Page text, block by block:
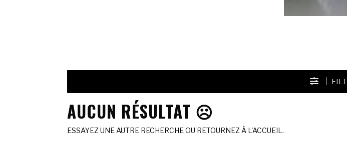
AUCUN RÉSULTAT ☹️
ESSAYEZ UNE AUTRE RECHERCHE OU RETOURNEZ À L'ACCUEIL.